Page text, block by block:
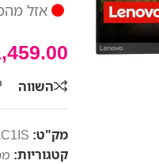
אזל
השווה
מק"ט:
קטגוריות: